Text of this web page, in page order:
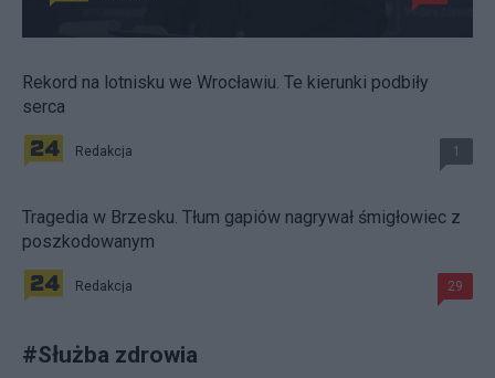
Rekord na lotnisku we Wrocławiu. Te kierunki podbiły
serca
Redakcja 1
Tragedia w Brzesku. Tłum gapiów nagrywał śmigłowiec z
poszkodowanym
Redakcja 29
#Służba zdrowia